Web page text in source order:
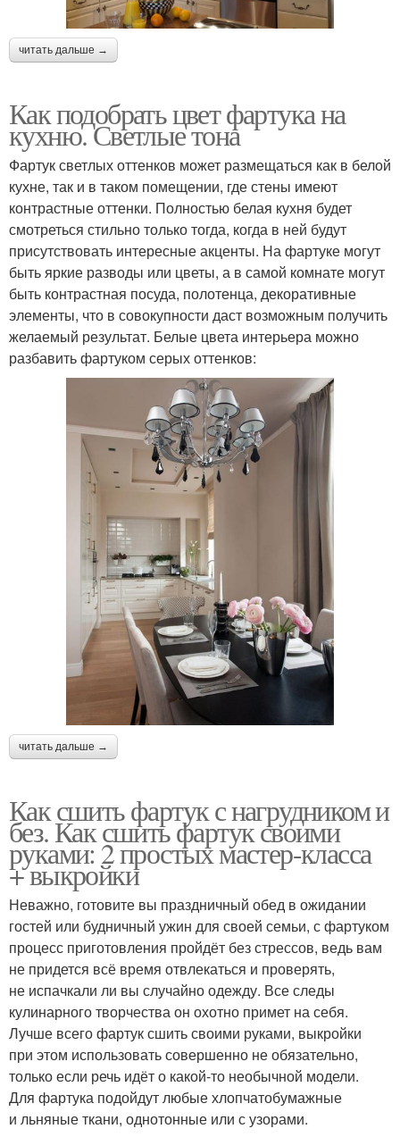
читать дальше →
Как подобрать цвет фартука на
кухню. Светлые тона
Фартук светлых оттенков может размещаться как в белой
кухне, так и в таком помещении, где стены имеют
контрастные оттенки. Полностью белая кухня будет
смотреться стильно только тогда, когда в ней будут
присутствовать интересные акценты. На фартуке могут
быть яркие разводы или цветы, а в самой комнате могут
быть контрастная посуда, полотенца, декоративные
элементы, что в совокупности даст возможным получить
желаемый результат. Белые цвета интерьера можно
разбавить фартуком серых оттенков:
читать дальше →
Как сшить фартук с нагрудником и
без. Как сшить фартук своими
руками: 2 простых мастер-класса
+ выкройки
Неважно, готовите вы праздничный обед в ожидании
гостей или будничный ужин для своей семьи, с фартуком
процесс приготовления пройдёт без стрессов, ведь вам
не придется всё время отвлекаться и проверять,
не испачкали ли вы случайно одежду. Все следы
кулинарного творчества он охотно примет на себя.
Лучше всего фартук сшить своими руками, выкройки
при этом использовать совершенно не обязательно,
только если речь идёт о какой-то необычной модели.
Для фартука подойдут любые хлопчатобумажные
и льняные ткани, однотонные или с узорами.